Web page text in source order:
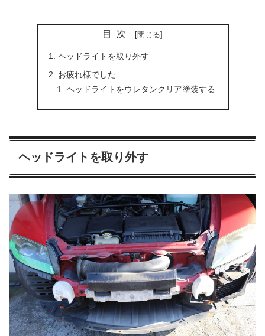
目次
ヘッドライトを取り外す
お疲れ様でした
ヘッドライトをウレタンクリア塗装する
ヘッドライトを取り外す